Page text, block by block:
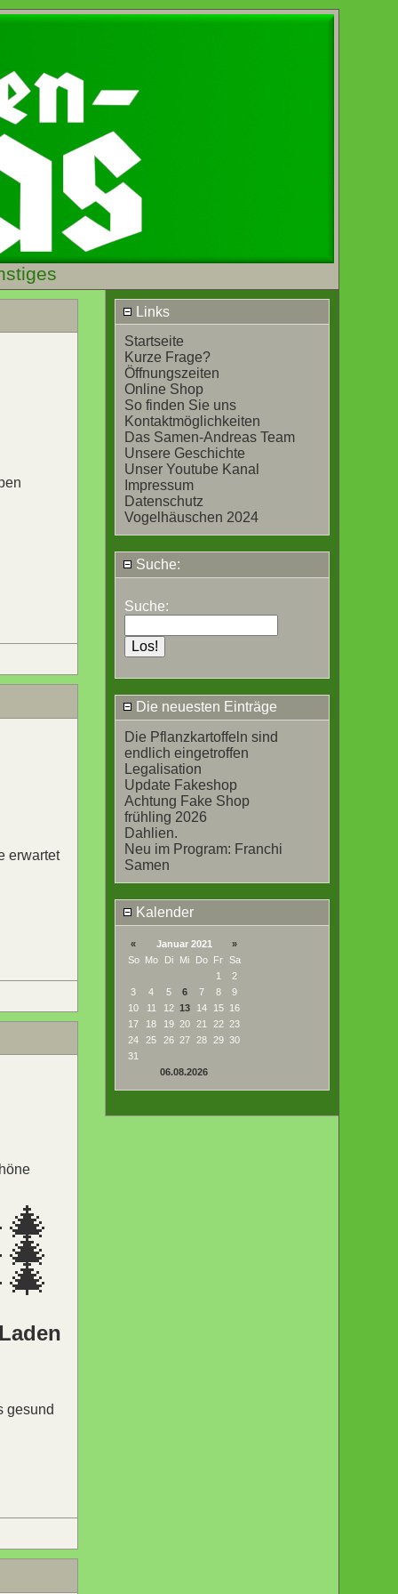
Links
Startseite
Kurze Frage?
Öffnungszeiten
Online Shop
So finden Sie uns
Kontaktmöglichkeiten
Das Samen-Andreas Team
Unsere Geschichte
Unser Youtube Kanal
Impressum
Datenschutz
Vogelhäuschen 2024
Suche:
Suche:
Die neuesten Einträge
Die Pflanzkartoffeln sind
endlich eingetroffen
Legalisation
Update Fakeshop
Achtung Fake Shop
frühling 2026
Dahlien.
Neu im Program: Franchi
Samen
Kalender
« Januar 2021
»
So Mo Di Mi Do Fr Sa
1
2
3
4 5 6 7 8
9
10
11 12 13 14 15 16
17
18 19 20 21 22 23
24
25 26 27 28 29 30
31
06.08.2026
erwartet
gesund